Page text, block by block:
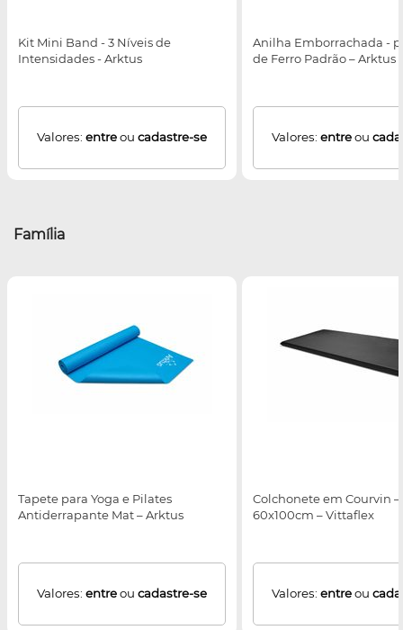
Kit Mini Band - 3 Níveis de
Intensidades - Arktus
Valores: entreou cadastre-se
Anilha Emborrachada -
de Ferro Padrão – Arktus
Valores: entreou
Família
Tapete para Yoga e Pilates
Antiderrapante Mat – Arktus
Valores: entreou cadastre-se
Colchonete em Courvin –
60x100cm – Vittaflex
Valores: entreou